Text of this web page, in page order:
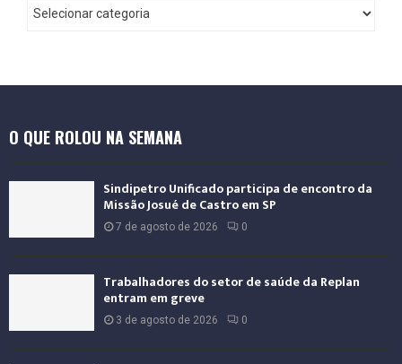
O QUE ROLOU NA SEMANA
Sindipetro Unificado participa de encontro da
Missão Josué de Castro em SP
7 de agosto de 2026 0
Trabalhadores do setor de saúde da Replan
entram em greve
3 de agosto de 2026 0